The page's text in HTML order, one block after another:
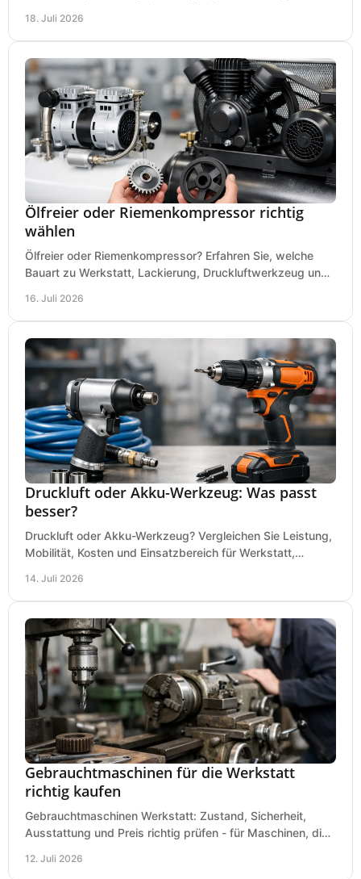
18. Juli 2026
Ölfreier oder Riemenkompressor richtig
wählen
Ölfreier oder Riemenkompressor? Erfahren Sie, welche
Bauart zu Werkstatt, Lackierung, Druckluftwerkzeug und
16. Juli 2026
Druckluft oder Akku-Werkzeug: Was passt
besser?
Druckluft oder Akku-Werkzeug? Vergleichen Sie Leistung,
Mobilität, Kosten und Einsatzbereich für Werkstatt,
14. Juli 2026
Gebrauchtmaschinen für die Werkstatt
richtig kaufen
Gebrauchtmaschinen Werkstatt: Zustand, Sicherheit,
Ausstattung und Preis richtig prüfen - für Maschinen, die
12. Juli 2026